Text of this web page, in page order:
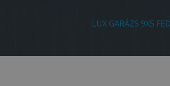
LUX GARÁZS 9X5